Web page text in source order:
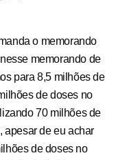
o memorando
memorando de
para 8,5 milhões de
de doses no
70 milhões de
apesar de eu achar
de doses no